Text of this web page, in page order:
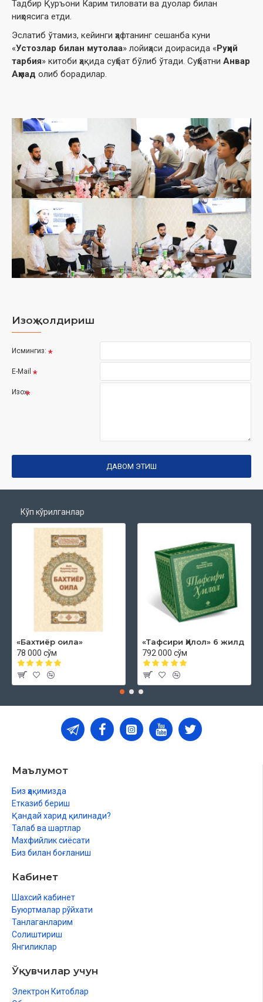
Тадбир Қуръони Карим тиловати ва дуолар билан
ниҳоясига етди.
Эслатиб ўтамиз, кейинги ҳафтанинг сешанба куни
«Устозлар билан мутолаа» лойиҳаси доирасида «Руҳий
тарбия» китоби ҳақида суҳбат бўлиб ўтади. Суҳбатни Анвар
Аҳмад олиб борадилар.
Изоҳ қолдириш
Исмингиз:
E-Mail
Изоҳ
ДАВОМ ЭТИШ
Кўп кўрилганлар
«Бахтиёр оила»
78 000 сўм
«Тафсири Ҳилол» 6 жилд
792 000 сўм
Маълумот
Биз ҳақимизда
Етказиб бериш
Қандай харид қилинади?
Талаб ва шартлар
Махфийлик сиёсати
Биз билан боғланиш
Кабинет
Шахсий кабинет
Буюртмалар рўйхати
Танлаганларим
Солиштириш
Янгиликлар
Ўқувчилар учун
Электрон Китоблар